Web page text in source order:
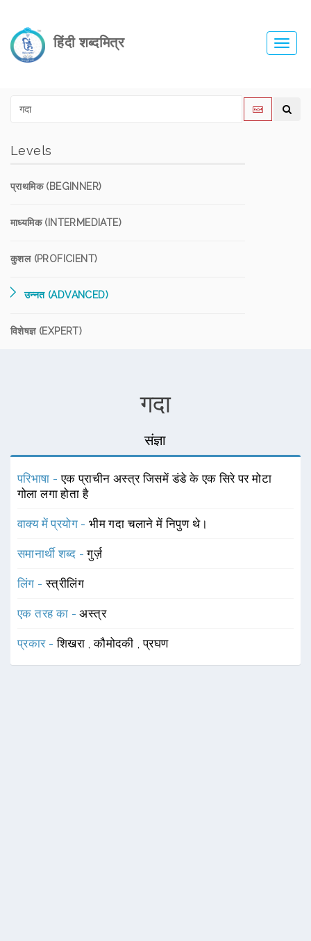
हिंदी शब्दमित्र
Levels
प्राथमिक (BEGINNER)
माध्यमिक (INTERMEDIATE)
कुशल (PROFICIENT)
उन्नत (ADVANCED)
विशेषज्ञ (EXPERT)
गदा
संज्ञा
परिभाषा -एक प्राचीन अस्त्र जिसमें डंडे के एक सिरे पर मोटा
गोला लगा होता है
वाक्य में प्रयोग -भीम गदा चलाने में निपुण थे।
समानार्थी शब्द -गुर्ज़
लिंग -स्त्रीलिंग
एक तरह का -अस्त्र
प्रकार -शिखरा ,कौमोदकी ,प्रघण